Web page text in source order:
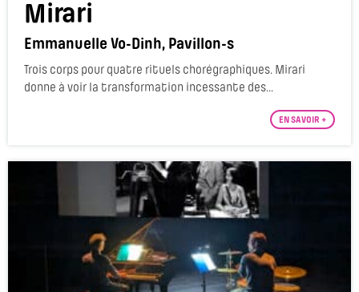
Mirari
Emmanuelle Vo-Dinh, Pavillon-s
Trois corps pour quatre rituels chorégraphiques. Mirari
donne à voir la transformation incessante des...
EN SAVOIR +